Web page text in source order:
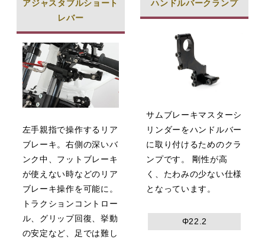
アジャスタブルショート
レバー
左手親指で操作するリア
ブレーキ。右側の深いバ
ンク中、フットブレーキ
が使えない時などのリア
ブレーキ操作を可能に。
トラクションコントロー
ル、グリップ回復、挙動
の安定など、足では難し
ハンドルバークランプ
サムブレーキマスターシ
リンダーをハンドルバー
に取り付けるためのクラ
ンプです。 剛性が高
く、たわみの少ない仕様
となっています。
Φ22.2